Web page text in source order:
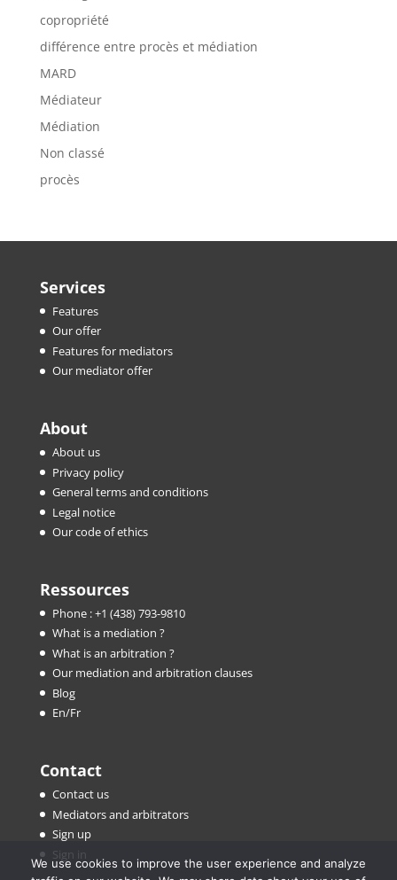
copropriété
différence entre procès et médiation
MARD
Médiateur
Médiation
Non classé
procès
Services
Features
Our offer
Features for mediators
Our mediator offer
About
About us
Privacy policy
General terms and conditions
Legal notice
Our code of ethics
Ressources
Phone : +1 (438) 793-9810
What is a mediation ?
What is an arbitration ?
Our mediation and arbitration clauses
Blog
En/Fr
Contact
Contact us
Mediators and arbitrators
Sign up
Sign in
We use cookies to improve the user experience and analyze